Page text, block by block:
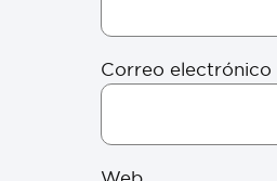
Correo electrónico